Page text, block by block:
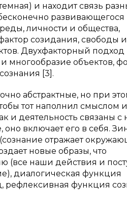
и находит связь
развивающегося
личности и общества,
созидания, свободы и
Двухфакторный подход
многообразие объектов,
[3].
абстрактные, но при
тот наполнил смыслом и
и деятельность связаны
включает его в себя.
отражает
новые образы, что
(все наши действия и
диалогическая функция
рефлексивная функция